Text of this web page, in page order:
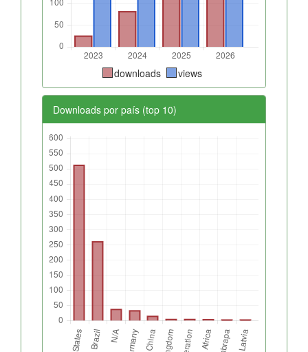
downloads views
Downloads por país (top 10)